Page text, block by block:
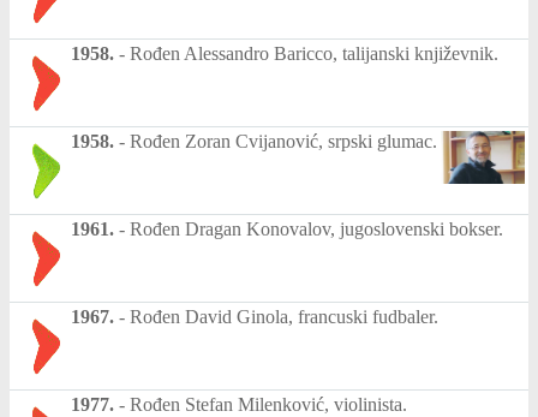
1958. - Rođen Alessandro Baricco, talijanski književnik.
1958. - Rođen Zoran Cvijanović, srpski glumac.
1961. - Rođen Dragan Konovalov, jugoslovenski bokser.
1967. - Rođen David Ginola, francuski fudbaler.
1977. - Rođen Stefan Milenković, violinista.